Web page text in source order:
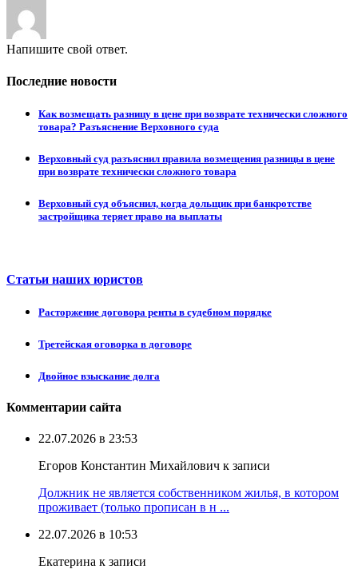
Напишите свой ответ.
Последние новости
Как возмещать разницу в цене при возврате технически сложного
товара? Разъяснение Верховного суда
Верховный суд разъяснил правила возмещения разницы в цене
при возврате технически сложного товара
Верховный суд объяснил, когда дольщик при банкротстве
застройщика теряет право на выплаты
Статьи наших юристов
Расторжение договора ренты в судебном порядке
Третейская оговорка в договоре
Двойное взыскание долга
Комментарии сайта
22.07.2026 в 23:53
Егоров Константин Михайлович к записи
Должник не является собственником жилья, в котором
проживает (только прописан в н ...
22.07.2026 в 10:53
Екатерина к записи